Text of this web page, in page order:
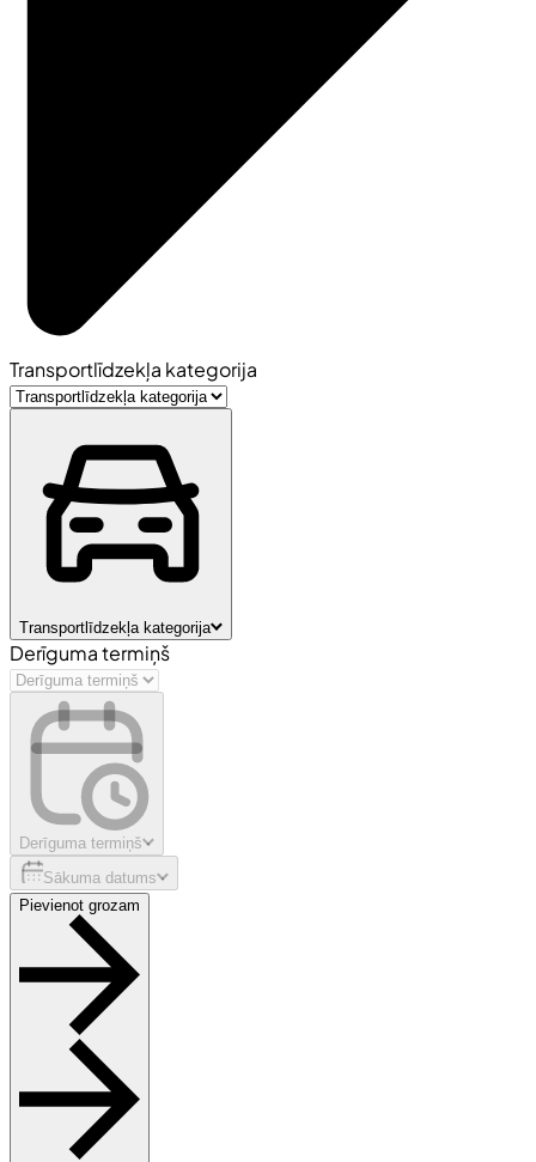
Transportlīdzekļa kategorija
Transportlīdzekļa kategorija
Derīguma termiņš
Derīguma termiņš
Sākuma datums
Pievienot grozam